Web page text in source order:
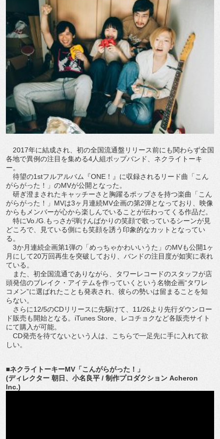
2017年に結成され、初の全国流通盤リリース前にも関わらず全国
各地で異例の注目を集める4人組ポップバンド、ネクライトーキ
ー。
待望の1stフルアルバム『ONE！』に収録されるリード曲「こん
がらがった！」のMVが公開となった。
研ぎ澄まされたキャッチーさと胸躍るポップさを持つ楽曲「こん
がらがった！」MVは3ヶ月連続MV企画の第2弾となっており、映像
からもメンバーが心から楽しんでいることが伝わってくる作品だ。
特にVo./G.もっさが弾けんばかりの笑顔で歌っているシーンが見
どころで、見ている側にも笑顔を誘う印象的なカットとなってい
る。
3か月連続企画第1弾の「めっちゃかわいいうた」のMVも公開1ヶ
月にして20万回再生を突破しており、バンドの注目度が如実に表れ
ている。
また、初全国流通でありながら、タワーレコードのスタッフが店
頭発信のブレイク・アイテムを作っていくという名物企画“タワレ
コメン”に選ばれたことも発表され、彼らの勢いは留まることを知
らない。
さらに12/5のCDリリースに先駆けて、11/26より先行ダウンロー
ド販売も開始となる。iTunes Store、レコチョクなど各販売サイト
にて購入が可能。
CD発売を待てないという人は、こちらで一足先に手に入れて欲
しい。
■ネクライトーキーMV「こんがらがった！」
(ディレクター 朝日、小名良平 / 制作プロダクション Acheron
Inc.)